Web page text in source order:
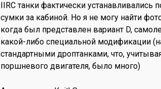
IIRC танки фактически
сумки за кабиной. Но я не могу найти
когда был представлен вариант D,
какой-либо специальной модификации
стандартными дроптанками, что,
поршневого двигателя, было много)